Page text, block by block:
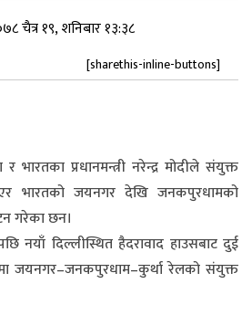
चैत्र १९, शनिबार १३:३८
[sharethis-inline-buttons]
र भारतका प्रधानमन्त्री नरेन्द्र मोदीले संयुक्त
भारतको जयनगर देखि जनकपुरधामको
गरेका छन।
नयाँ दिल्लीस्थित हैदरावाद हाउसबाट दुई
जयनगर–जनकपुरधाम–कुर्था रेलको संयुक्त